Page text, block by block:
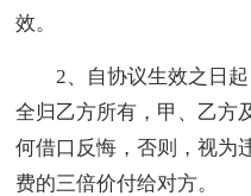
效。
2、自协议生效之日
全归乙方所有，甲、乙方
何借口反悔，否则，视为
费的三倍价付给对方。